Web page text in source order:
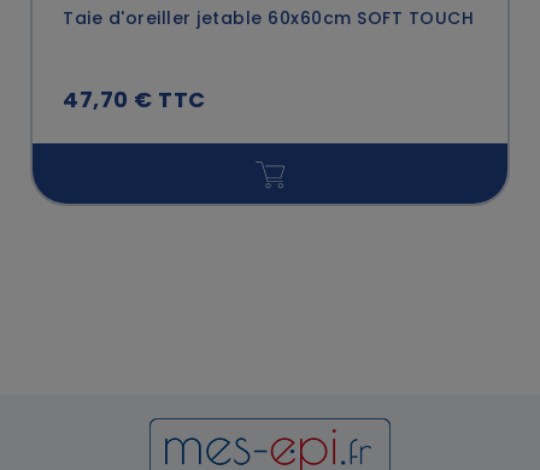
Taie d'oreiller jetable 60x60cm SOFT TOUCH
47,70 € TTC